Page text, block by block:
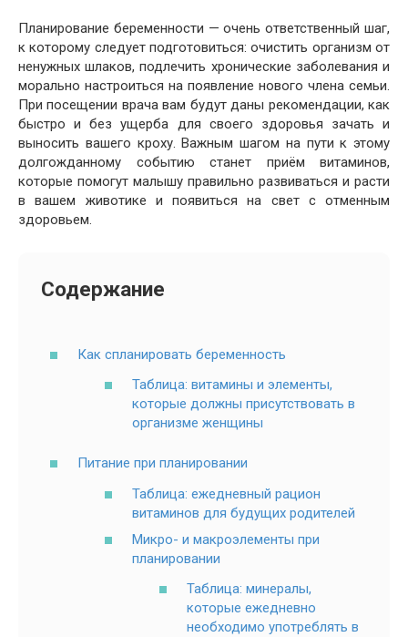
Планирование беременности — очень ответственный шаг,
к которому следует подготовиться: очистить организм от
ненужных шлаков, подлечить хронические заболевания и
морально настроиться на появление нового члена семьи.
При посещении врача вам будут даны рекомендации, как
быстро и без ущерба для своего здоровья зачать и
выносить вашего кроху. Важным шагом на пути к этому
долгожданному событию станет приём витаминов,
которые помогут малышу правильно развиваться и расти
в вашем животике и появиться на свет с отменным
здоровьем.
Содержание
Как спланировать беременность
Таблица: витамины и элементы,
которые должны присутствовать в
организме женщины
Питание при планировании
Таблица: ежедневный рацион
витаминов для будущих родителей
Микро- и макроэлементы при
планировании
Таблица: минералы,
которые ежедневно
необходимо употреблять в